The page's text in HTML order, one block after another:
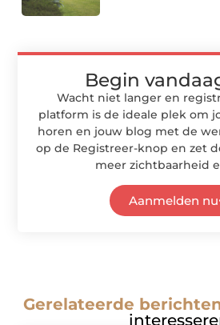
Begin
Wacht niet langer en
platform is de ideale plek om
horen en jouw blog met de
op de Registreer-knop en zet
meer zichtbaarheid
Aanmelden nu
Gerelateerde